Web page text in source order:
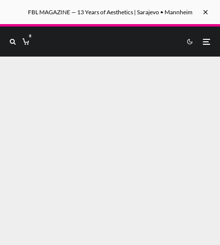
FBL MAGAZINE — 13 Years of Aesthetics | Sarajevo • Mannheim
0